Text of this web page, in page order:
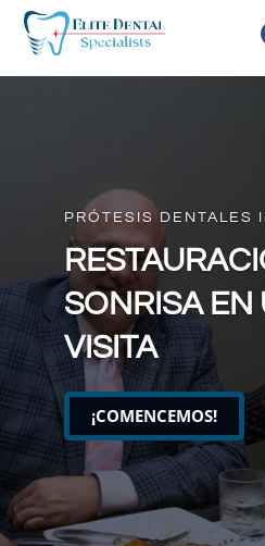
PRÓTESIS DENTALES
SONRISA EN
VISITA
¡COMENCEMOS!